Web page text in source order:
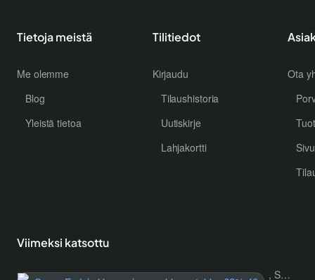
Tietoja meistä
Me olemme
Blog
Yleistä tietoa
Tilitiedot
Kirjaudu
Tilaushistoria
Uutiskirje
Lahjakortti
Ota
Viimeksi katsottu
, Super Fudgio Vegaaninen suklaapatukka 62% 40g